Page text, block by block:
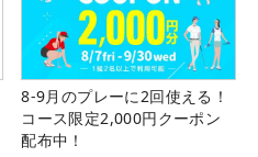
8-9月のプレーに2回使える！
コース限定2,000円クーポン
配布中！